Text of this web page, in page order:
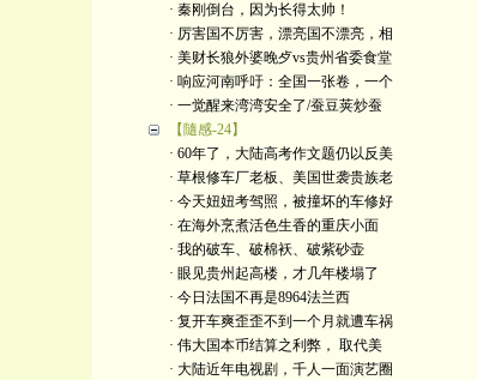
· 秦刚倒台，因为长得太帅！
· 厉害国不厉害，漂亮国不漂亮，相
· 美财长狼外婆晚歺vs贵州省委食堂
· 响应河南呼吁：全国一张卷，一个
· 一觉醒来湾湾安全了/蚕豆荚炒蚕
【隨感-24】
· 60年了，大陆高考作文题仍以反美
· 草根修车厂老板、美国世袭贵族老
· 今天妞妞考驾照，被撞坏的车修好
· 在海外烹煮活色生香的重庆小面
· 我的破车、破棉袄、破紫砂壶
· 眼见贵州起高楼，才几年楼塌了
· 今日法国不再是8964法兰西
· 复开车爽歪歪不到一个月就遭车祸
· 伟大国本币结算之利弊， 取代美
· 大陆近年电视剧，千人一面演艺圈